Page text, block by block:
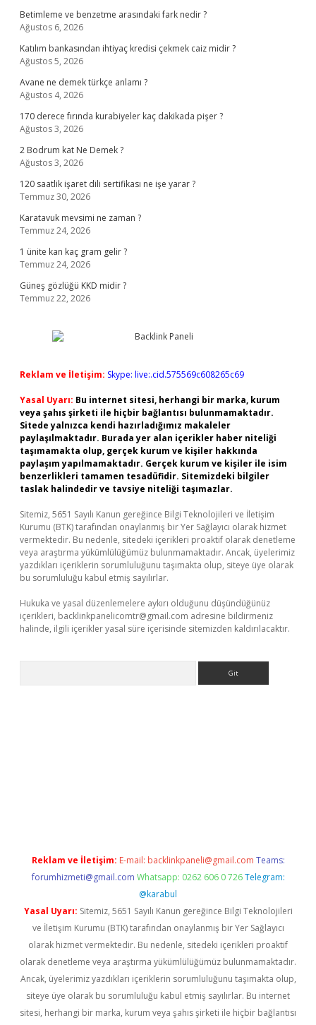
Betimleme ve benzetme arasındaki fark nedir ?
Ağustos 6, 2026
Katılım bankasından ihtiyaç kredisi çekmek caiz midir ?
Ağustos 5, 2026
Avane ne demek türkçe anlamı ?
Ağustos 4, 2026
170 derece fırında kurabiyeler kaç dakikada pişer ?
Ağustos 3, 2026
2 Bodrum kat Ne Demek ?
Ağustos 3, 2026
120 saatlik işaret dili sertifikası ne işe yarar ?
Temmuz 30, 2026
Karatavuk mevsimi ne zaman ?
Temmuz 24, 2026
1 ünite kan kaç gram gelir ?
Temmuz 24, 2026
Güneş gözlüğü KKD midir ?
Temmuz 22, 2026
Reklam ve İletişim: Skype: live:.cid.575569c608265c69
Yasal Uyarı: Bu internet sitesi, herhangi bir marka, kurum
veya şahıs şirketi ile hiçbir bağlantısı bulunmamaktadır.
Sitede yalnızca kendi hazırladığımız makaleler
paylaşılmaktadır. Burada yer alan içerikler haber niteliği
taşımamakta olup, gerçek kurum ve kişiler hakkında
paylaşım yapılmamaktadır. Gerçek kurum ve kişiler ile isim
benzerlikleri tamamen tesadüfidir. Sitemizdeki bilgiler
taslak halindedir ve tavsiye niteliği taşımazlar.
Sitemiz, 5651 Sayılı Kanun gereğince Bilgi Teknolojileri ve İletişim
Kurumu (BTK) tarafından onaylanmış bir Yer Sağlayıcı olarak hizmet
vermektedir. Bu nedenle, sitedeki içerikleri proaktif olarak denetleme
veya araştırma yükümlülüğümüz bulunmamaktadır. Ancak, üyelerimiz
yazdıkları içeriklerin sorumluluğunu taşımakta olup, siteye üye olarak
bu sorumluluğu kabul etmiş sayılırlar.
Hukuka ve yasal düzenlemelere aykırı olduğunu düşündüğünüz
içerikleri, backlinkpanelicomtr@gmail.com adresine bildirmeniz
halinde, ilgili içerikler yasal süre içerisinde sitemizden kaldırılacaktır.
Reklam ve İletişim: E-mail: backlinkpaneli@gmail.com Teams:
forumhizmeti@gmail.com Whatsapp: 0262 606 0 726 Telegram:
@karabul
Yasal Uyarı: Sitemiz, 5651 Sayılı Kanun gereğince Bilgi Teknolojileri
ve İletişim Kurumu (BTK) tarafından onaylanmış bir Yer Sağlayıcı
olarak hizmet vermektedir. Bu nedenle, sitedeki içerikleri proaktif
olarak denetleme veya araştırma yükümlülüğümüz bulunmamaktadır.
Ancak, üyelerimiz yazdıkları içeriklerin sorumluluğunu taşımakta olup,
siteye üye olarak bu sorumluluğu kabul etmiş sayılırlar. Bu internet
sitesi, herhangi bir marka, kurum veya şahıs şirketi ile hiçbir bağlantısı